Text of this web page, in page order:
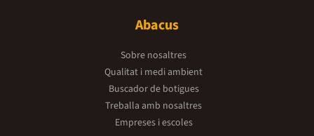
Abacus
Sobre nosaltres
Qualitat i medi ambient
Buscador de botigues
Treballa amb nosaltres
Empreses i escoles